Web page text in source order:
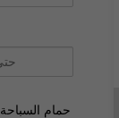
حمام السباحة